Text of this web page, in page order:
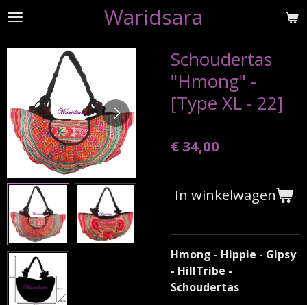
Ga
naar
hoofdinhoud
Waridsara
Schoudertas
"Hmong" -
[Type XL - 22]
€ 34,00
In winkelwagen
Hmong - Hippie - Gipsy
- HillTribe -
Schoudertas